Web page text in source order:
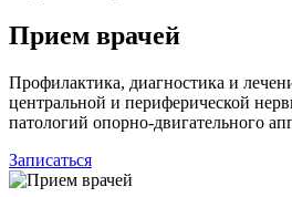
Прием врачей
Профилактика, диагностика и
центральной и периферической
патологий опорно-двигательного
Записаться